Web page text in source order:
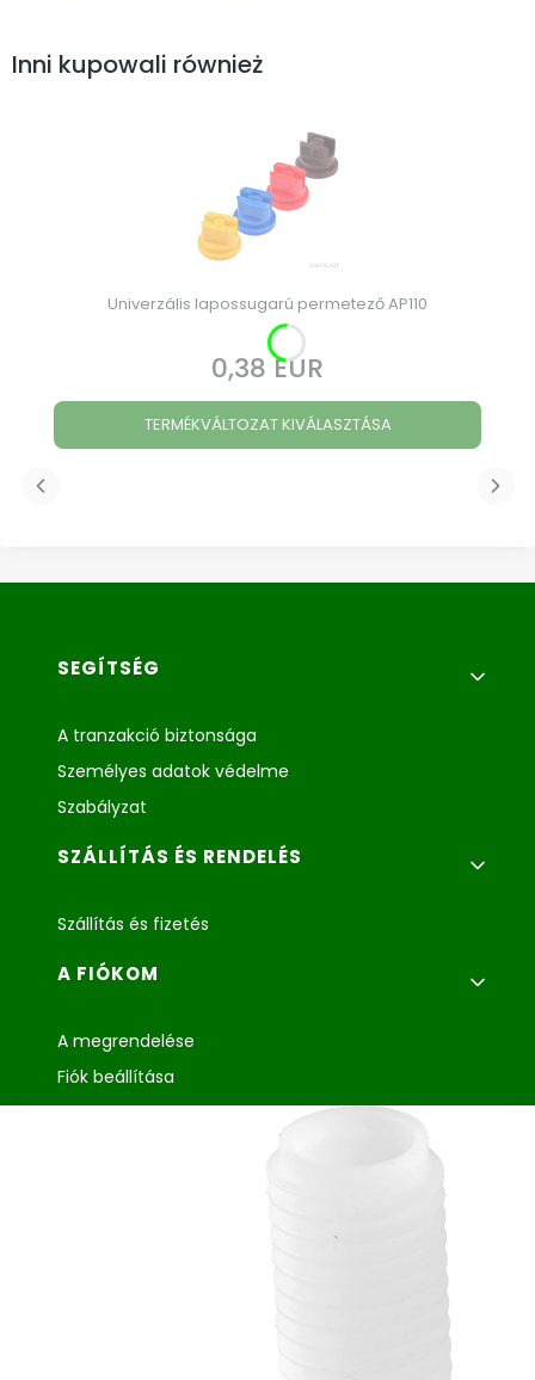
Inni kupowali również
Univerzális lapossugarú permetező AP110
Ár
0,38 EUR
TERMÉKVÁLTOZAT KIVÁLASZTÁSA
Lábléc menü
SEGÍTSÉG
A tranzakció biztonsága
Személyes adatok védelme
Szabályzat
SZÁLLÍTÁS ÉS RENDELÉS
Szállítás és fizetés
A FIÓKOM
A megrendelése
Fiók beállítása
GARANCIA ÉS SZERVIZ
Agroplast Marcin